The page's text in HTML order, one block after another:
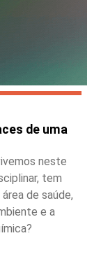
de uma
neste
tem
de saúde,
e a